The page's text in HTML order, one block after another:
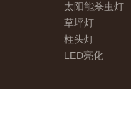
太阳能杀虫灯
草坪灯
柱头灯
LED亮化